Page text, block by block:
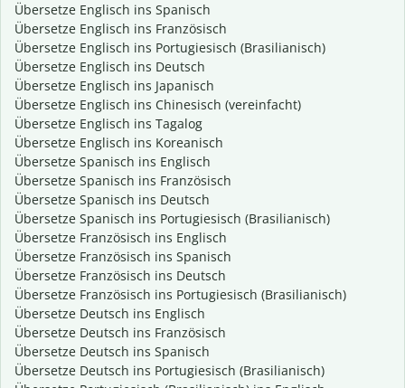
Übersetze Englisch ins Spanisch
Übersetze Englisch ins Französisch
Übersetze Englisch ins Portugiesisch (Brasilianisch)
Übersetze Englisch ins Deutsch
Übersetze Englisch ins Japanisch
Übersetze Englisch ins Chinesisch (vereinfacht)
Übersetze Englisch ins Tagalog
Übersetze Englisch ins Koreanisch
Übersetze Spanisch ins Englisch
Übersetze Spanisch ins Französisch
Übersetze Spanisch ins Deutsch
Übersetze Spanisch ins Portugiesisch (Brasilianisch)
Übersetze Französisch ins Englisch
Übersetze Französisch ins Spanisch
Übersetze Französisch ins Deutsch
Übersetze Französisch ins Portugiesisch (Brasilianisch)
Übersetze Deutsch ins Englisch
Übersetze Deutsch ins Französisch
Übersetze Deutsch ins Spanisch
Übersetze Deutsch ins Portugiesisch (Brasilianisch)